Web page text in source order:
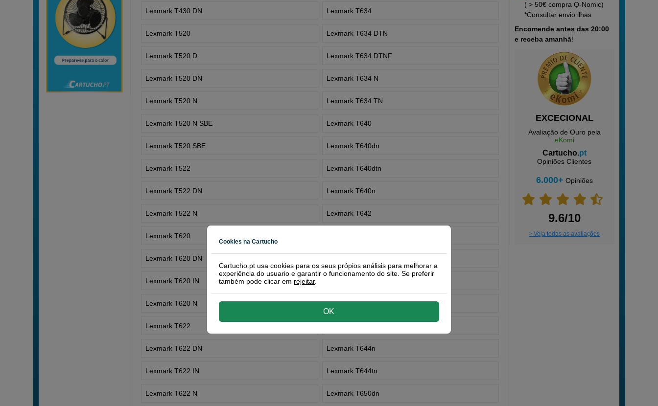
( > 50€ compra Q-Nomic)
*Consultarenvio ilhas
Encomende antes das 20:00
e receba amanhã!
EXCECIONAL
Avaliação de Ouro pela
eKomi
Cartucho.pt
Opiniões Clientes
6.000+ Opiniões
9.6/10
> Veja todas as avaliações
Lexmark T430 DN
Lexmark T520
Lexmark T520 D
Lexmark T520 DN
Lexmark T520 N
Lexmark T520 N SBE
Lexmark T520 SBE
Lexmark T522
Lexmark T522 DN
Lexmark T522 N
Lexmark T620
Lexmark T620 DN
Lexmark T620 IN
Lexmark T620 N
Lexmark T622
Lexmark T622 DN
Lexmark T622 IN
Lexmark T622 N
Lexmark T634
Lexmark T634 DTN
Lexmark T634 DTNF
Lexmark T634 N
Lexmark T634 TN
Lexmark T640
Lexmark T640dn
Lexmark T640dtn
Lexmark T640n
Lexmark T642
Lexmark T644
Lexmark T644n
Lexmark T644tn
Lexmark T650dn
Cookies na Cartucho
Cartucho.pt usa cookies para os seus própios análisis para melhorar a
experiência do usuario e garantir o funcionamento do site. Se preferir
também pode clicar em rejeitar.
OK